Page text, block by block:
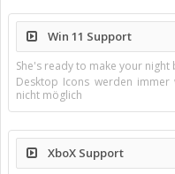
Win 11 Support
She's ready to make your night
Desktop Icons werden
nicht möglich
XboX Support